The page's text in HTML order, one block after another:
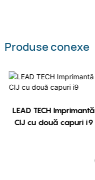
Produse conexe
LEAD TECH Imprimantă
CIJ cu două capuri i9